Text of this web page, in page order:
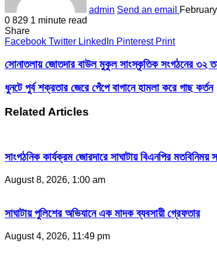
admin Send an email
0 829 1 minute read
Share
Facebook Twitter LinkedIn Pinterest Print
সোনাতলায় জোতদার বাউল মুকুল সাংস্কৃতিক সংগঠনের ৩২ তম
ধুনটে পুর্ব শক্রতার জেরে পেঁপে বাগানে হামলা করে গাছ কর্তন
Related Articles
সাংগঠনিক কার্যক্রম জোরদারে সাঘাটায় বিএনপির মতবিনিময়
August 8, 2026, 1:00 am
সাঘাটায় পুলিশের অভিযানে এক মাদক ব্যবসায়ী গ্রেফতার
August 4, 2026, 11:49 pm